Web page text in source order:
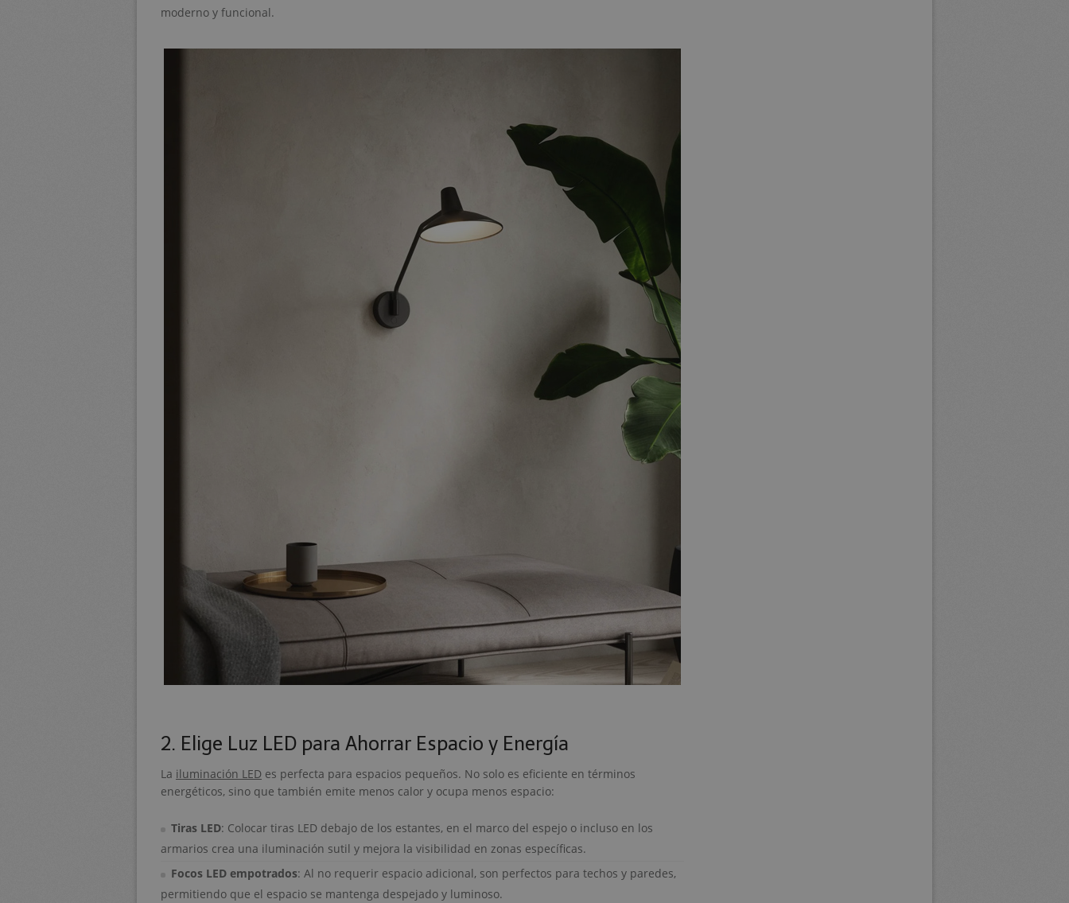
moderno y funcional.
2. Elige Luz LED para Ahorrar Espacio y Energía
La iluminación LED es perfecta para espacios pequeños. No solo es eficiente en términos
energéticos, sino que también emite menos calor y ocupa menos espacio:
Tiras LED: Colocar tiras LED debajo de los estantes, en el marco del espejo o incluso en los
armarios crea una iluminación sutil y mejora la visibilidad en zonas específicas.
Focos LED empotrados: Al no requerir espacio adicional, son perfectos para techos y paredes,
permitiendo que el espacio se mantenga despejado y luminoso.